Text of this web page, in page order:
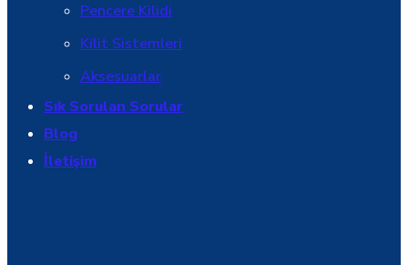
Pencere Kilidi
Kilit Sistemleri
Aksesuarlar
Sık Sorulan Sorular
Blog
İletişim